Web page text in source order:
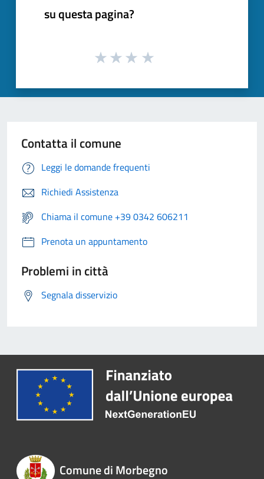
su questa pagina?
Contatta il comune
Leggi le domande frequenti
Richiedi Assistenza
Chiama il comune +39 0342 606211
Prenota un appuntamento
Problemi in città
Segnala disservizio
Comune di Morbegno